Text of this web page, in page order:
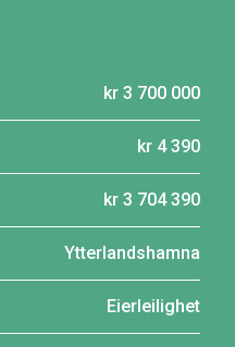
kr 3 700 000
kr 4 390
kr 3 704 390
Ytterlandshamna
Eierleilighet